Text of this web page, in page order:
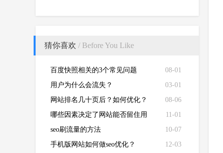
猜你喜欢 / Before You Like
08-01
百度快照相关的3个常见问题
03-01
用户为什么会流失？
08-06
网站排名几十页后？如何优化？
11-01
哪些因素决定了网站能否留住用
户？
10-07
seo刷流量的方法
12-03
手机版网站如何做seo优化？